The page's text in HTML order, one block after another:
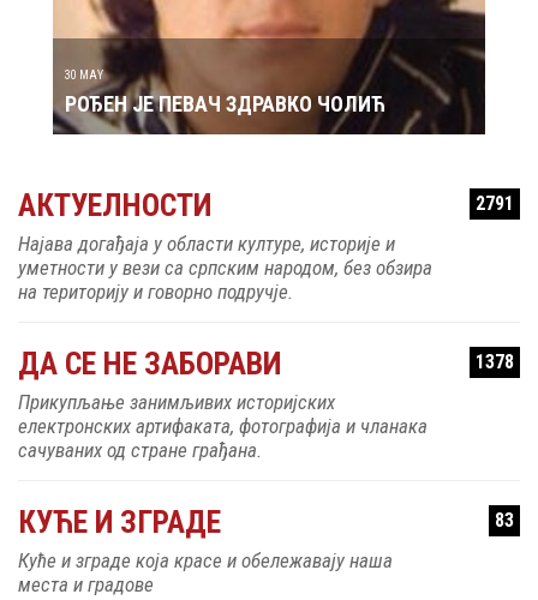
30 MAY
РОЂЕН ЈЕ ПЕВАЧ ЗДРАВКО ЧОЛИЋ
АКТУЕЛНОСТИ 2791
Најава догађаја у области културе, историје и
уметности у вези са српским народом, без обзира
на територију и говорно подручје.
ДА СЕ НЕ ЗАБОРАВИ 1378
Прикупљање занимљивих историјских
електронских артифаката, фотографија и чланака
сачуваних од стране грађана.
КУЋЕ И ЗГРАДЕ 83
Куће и зграде која красе и обележавају наша
места и градове